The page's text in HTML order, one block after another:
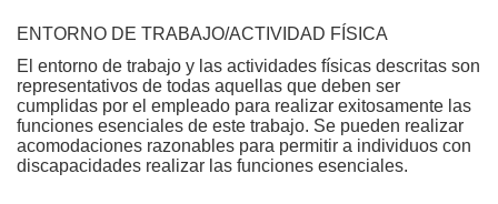
ENTORNO DE TRABAJO/ACTIVIDAD FÍSICA
El entorno de trabajo y las actividades físicas descritas son
representativos de todas aquellas que deben ser
cumplidas por el empleado para realizar exitosamente las
funciones esenciales de este trabajo. Se pueden realizar
acomodaciones razonables para permitir a individuos con
discapacidades realizar las funciones esenciales.